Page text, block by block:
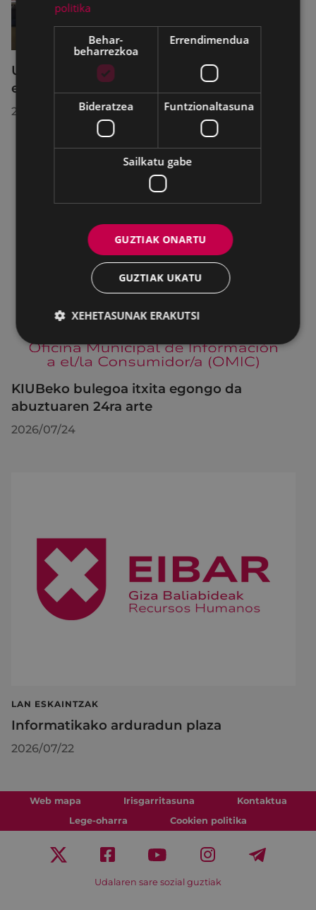
Udalbatzak 2026ko uztailaren 27an
egindako bilkuran hartutako erabakiak
2026/07/28
KIUBeko bulegoa itxita egongo da
abuztuaren 24ra arte
2026/07/24
LAN ESKAINTZAK
Informatikako arduradun plaza
2026/07/22
Web mapa Irisgarritasuna
Kontaktua
Lege-oharra
Cookien politika
Udalaren sare sozial guztiak
politika
Behar-
beharrezkoa
Errendimendua
Bideratzea Funtzionaltasuna
Sailkatu gabe
GUZTIAK ONARTU
GUZTIAK UKATU
XEHETASUNAK ERAKUTSI